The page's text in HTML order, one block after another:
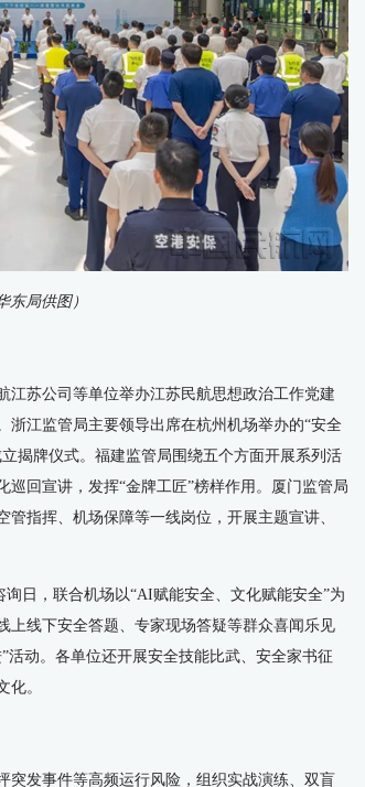
东局供图）
江苏公司等单位举办江苏民航思想政治工作党建
江监管局主要领导出席在杭州机场举办的“安全
揭牌仪式。福建监管局围绕五个方面开展系列活
回宣讲，发挥“金牌工匠”榜样作用。厦门监管局
指挥、机场保障等一线岗位，开展主题宣讲、
日，联合机场以“AI赋能安全、文化赋能安全”为
上线下安全答题、专家现场答疑等群众喜闻乐见
活动。各单位还开展安全技能比武、安全家书征
化。
突发事件等高频运行风险，组织实战演练、双盲